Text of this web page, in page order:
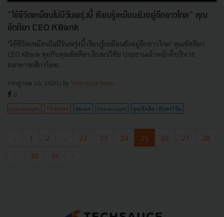
"ใช้ชีวิตเหมือนไม่มีวันพรุ่งนี้ เรียนรู้เหมือนยังอยู่อีกยาวไกล" คุณ
ขัตติยา CEO KBank
"ใช้ชีวิตเหมือนไม่มีวันพรุ่งนี้ เรียนรู้เหมือนยังอยู่อีกยาวไกล" คุณขัตติยา
CEO KBank คุยกับคุณขัตติยา อินทรวิชัย ประธานเจ้าหน้าที่บริหาร
ธนาคารกสิกรไทย...
กรกฎาคม 10, 2020 | By Techsauce Team
0
Exec Insight TS Video KBank ExecInsight คุณขัตติยา อินทรวิชัย
‹ 1 2 22 23 24 25 26 27
28
35 36 ›